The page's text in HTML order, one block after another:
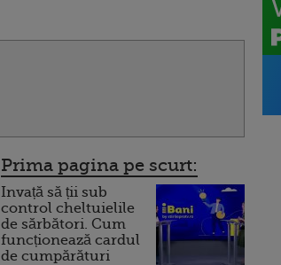
Prima pagina pe scurt:
Invață să ții sub
control cheltuielile
de sărbători. Cum
funcționează cardul
de cumpărături